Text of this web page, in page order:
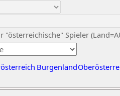
"österreichische" Spieler
Burgenland